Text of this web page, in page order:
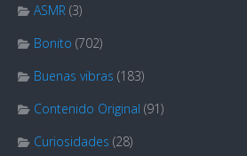
ASMR (3)
Bonito (702)
Buenas vibras (183)
Contenido Original (91)
Curiosidades (28)